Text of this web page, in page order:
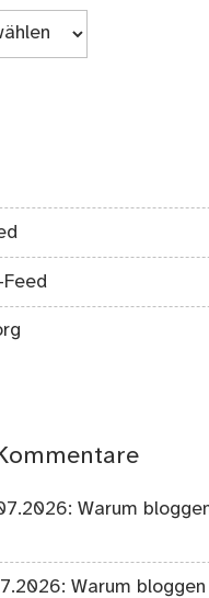
Warum
Warum